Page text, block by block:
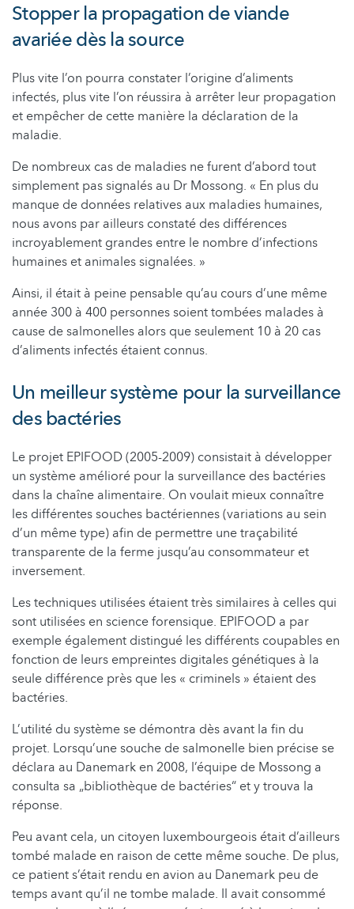
Stopper la propagation de viande
avariée dès la source
Plus vite l’on pourra constater l’origine d’aliments
infectés, plus vite l’on réussira à arrêter leur propagation
et empêcher de cette manière la déclaration de la
maladie.
De nombreux cas de maladies ne furent d’abord tout
simplement pas signalés au Dr Mossong. « En plus du
manque de données relatives aux maladies humaines,
nous avons par ailleurs constaté des différences
incroyablement grandes entre le nombre d’infections
humaines et animales signalées. »
Ainsi, il était à peine pensable qu’au cours d’une même
année 300 à 400 personnes soient tombées malades à
cause de salmonelles alors que seulement 10 à 20 cas
d’aliments infectés étaient connus.
Un meilleur système pour la surveillance
des bactéries
Le projet EPIFOOD (2005-2009) consistait à développer
un système amélioré pour la surveillance des bactéries
dans la chaîne alimentaire. On voulait mieux connaître
les différentes souches bactériennes (variations au sein
d’un même type) afin de permettre une traçabilité
transparente de la ferme jusqu’au consommateur et
inversement.
Les techniques utilisées étaient très similaires à celles qui
sont utilisées en science forensique. EPIFOOD a par
exemple également distingué les différents coupables en
fonction de leurs empreintes digitales génétiques à la
seule différence près que les « criminels » étaient des
bactéries.
L’utilité du système se démontra dès avant la fin du
projet. Lorsqu’une souche de salmonelle bien précise se
déclara au Danemark en 2008, l’équipe de Mossong a
consulta sa „bibliothèque de bactéries“ et y trouva la
réponse.
Peu avant cela, un citoyen luxembourgeois était d’ailleurs
tombé malade en raison de cette même souche. De plus,
ce patient s’était rendu en avion au Danemark peu de
temps avant qu’il ne tombe malade. Il avait consommé